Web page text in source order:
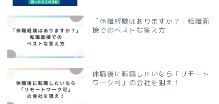
「休職経験はありますか？」転職面
接でのベストな答え方
休職後に転職したいなら「リモート
ワーク可」の会社を狙え！